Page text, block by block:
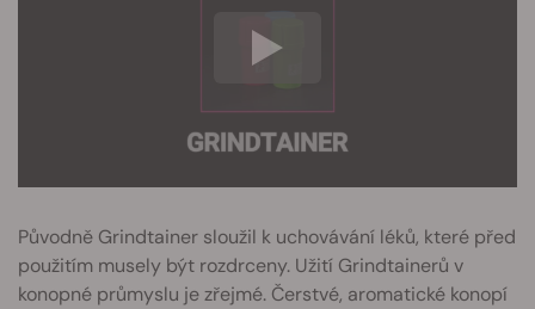
Původně Grindtainer sloužil k uchovávání léků, které před
použitím musely být rozdrceny. Užití Grindtainerů v
konopné průmyslu je zřejmé. Čerstvé, aromatické konopí